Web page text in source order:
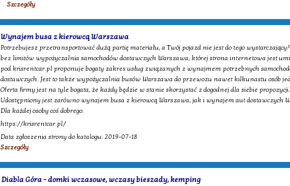
Szczegóły
Wynajem busa z kierowcą Warszawa
Potrzebujesz przetransportować dużą partię materiału, a Twój pojazd nie jest do tego
bez limitów wypożyczalnia samochodów dostawczych Warszawa, której strona internetowa jest
pod krisrentcar.pl proponuje bogaty zakres usług związanych z wynajmem potrzebnych
dostawczych. Jest to także wypożyczalnia busów Warszawa do przewozu nawet kilkunastu osób
Oferta firmy jest na tyle bogata, że każdy będzie w stanie skorzystać z dogodnej dla siebie propozycji.
Udostępniony jest zarówno wynajem busa z kierowcą Warszawa, jak i wynajem aut dostawczych
Dla każdej osoby coś dobrego.
https://krisrentcar.pl/
Data zgłoszenia strony do katalogu: 2019-07-18
Szczegóły
Diabla Góra - domki wczasowe, wczasy bieszady, kemping